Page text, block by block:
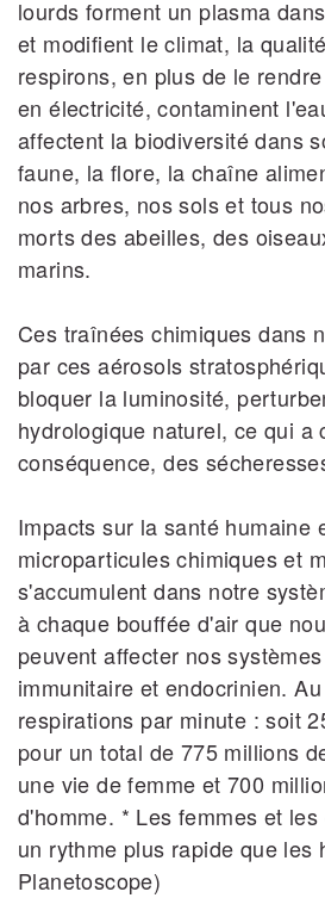
lourds forment un plasma
et modifient le climat, la
respirons, en plus de le
en électricité, contaminent
affectent la biodiversité dans
faune, la flore, la chaîne
nos arbres, nos sols et tous
morts des abeilles, des
marins.
Ces traînées chimiques dans
par ces aérosols
bloquer la luminosité,
hydrologique naturel, ce qui a
conséquence, des
Impacts sur la santé humaine
microparticules chimiques et
s'accumulent dans notre
à chaque bouffée d'air que
peuvent affecter nos
immunitaire et endocrinien.
respirations par minute : soit
pour un total de 775 millions
une vie de femme et 700
d'homme. * Les femmes et
un rythme plus rapide que les
Planetoscope)